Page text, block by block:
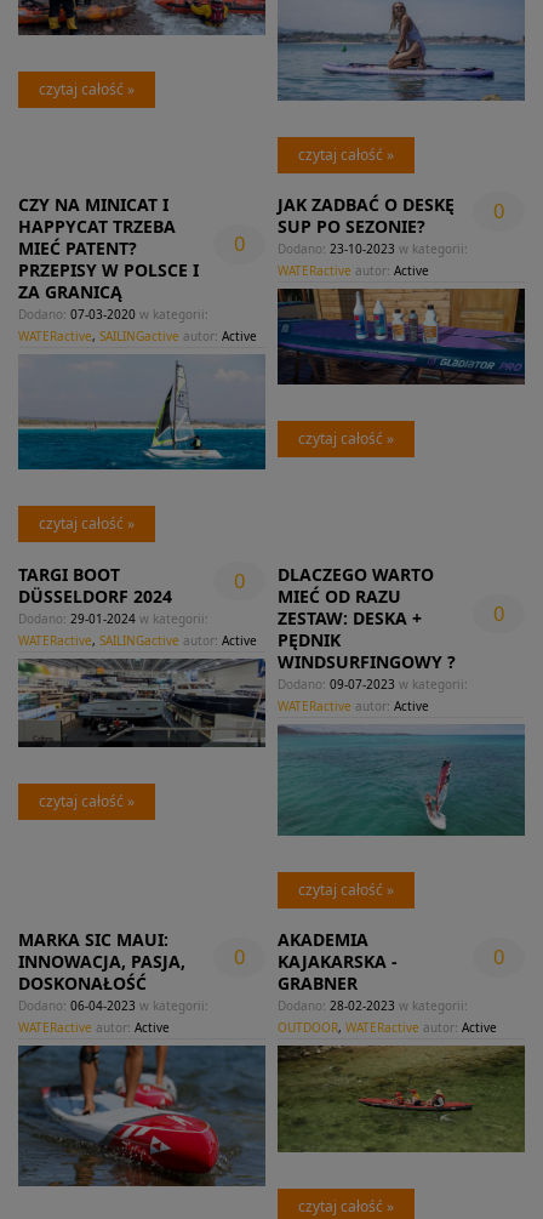
czytaj całość »
czytaj całość »
CZY NA MINICAT I
HAPPYCAT TRZEBA
MIEĆ PATENT?
PRZEPISY W POLSCE I
ZA GRANICĄ
0
Dodano: 07-03-2020 w kategorii:
WATERactive, SAILINGactive autor: Active
czytaj całość »
JAK ZADBAĆ O DESKĘ
SUP PO SEZONIE?
0
Dodano: 23-10-2023 w kategorii:
WATERactive autor: Active
czytaj całość »
TARGI BOOT
DÜSSELDORF 2024
0
Dodano: 29-01-2024 w kategorii:
WATERactive, SAILINGactive autor: Active
czytaj całość »
DLACZEGO WARTO
MIEĆ OD RAZU
ZESTAW: DESKA +
PĘDNIK
WINDSURFINGOWY ?
0
Dodano: 09-07-2023 w kategorii:
WATERactive autor: Active
czytaj całość »
MARKA SIC MAUI:
INNOWACJA, PASJA,
DOSKONAŁOŚĆ
0
Dodano: 06-04-2023 w kategorii:
WATERactive autor: Active
AKADEMIA
KAJAKARSKA -
GRABNER
0
Dodano: 28-02-2023 w kategorii:
OUTDOOR, WATERactive autor: Active
czytaj całość »